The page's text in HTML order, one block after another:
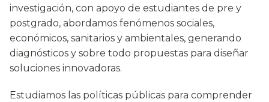
investigación, con apoyo de estudiantes de pre y
postgrado, abordamos fenómenos sociales,
económicos, sanitarios y ambientales, generando
diagnósticos y sobre todo propuestas para diseñar
soluciones innovadoras.
Estudiamos las políticas públicas para comprender